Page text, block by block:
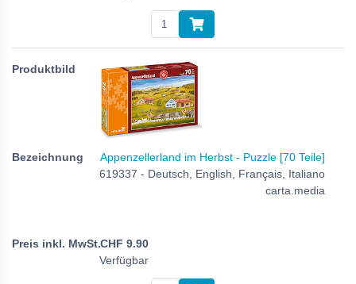
Appenzellerland im Herbst - Puzzle [70 Teile]
619337 - Deutsch, English, Français, Italiano
carta.media
CHF 9.90
Verfügbar